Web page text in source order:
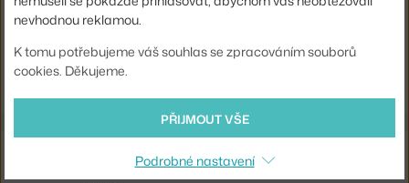
Shopping from the EU? Switch toBelleville Bistro Table, light oak
veneer
nevhodnou reklamou.
K tomu potřebujeme váš souhlas se zpracováním souborů
cookies. Děkujeme.
PŘIJMOUT VŠE
Podrobné nastavení